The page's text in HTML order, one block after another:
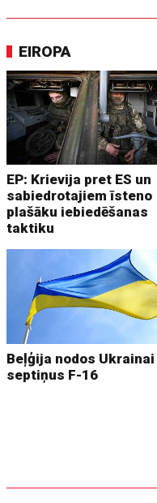
EIROPA
EP: Krievija pret ES un
sabiedrotajiem īsteno
plašāku iebiedēšanas
taktiku
Beļģija nodos Ukrainai
septiņus F-16